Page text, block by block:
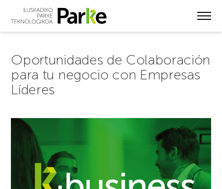
Oportunidades de Colaboración
para tu negocio con Empresas
Líderes